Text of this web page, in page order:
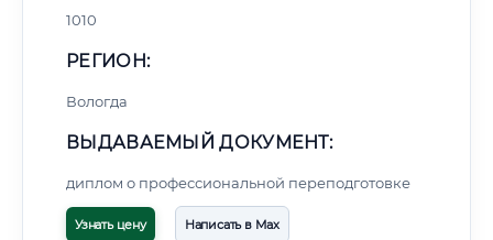
1010
РЕГИОН:
Вологда
ВЫДАВАЕМЫЙ ДОКУМЕНТ:
диплом о профессиональной переподготовке
Узнать цену Написать в Max